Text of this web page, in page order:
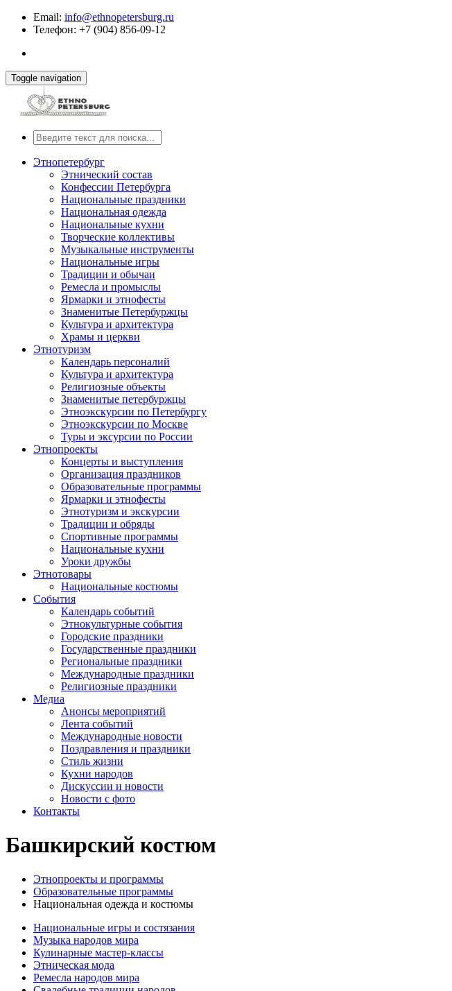
Email: info@ethnopetersburg.ru
Телефон: +7 (904) 856-09-12
Toggle navigation
Этнопетербург
Этнический состав
Конфессии Петербурга
Национальные праздники
Национальная одежда
Национальные кухни
Творческие коллективы
Музыкальные инструменты
Национальные игры
Традиции и обычаи
Ремесла и промыслы
Ярмарки и этнофесты
Знаменитые Петербуржцы
Культура и архитектура
Храмы и церкви
Этнотуризм
Календарь персоналий
Культура и архитектура
Религиозные объекты
Знаменитые петербуржцы
Этноэкскурсии по Петербургу
Этноэкскурсии по Москве
Туры и эксурсии по России
Этнопроекты
Концерты и выступления
Организация праздников
Образовательные программы
Ярмарки и этнофесты
Этнотуризм и экскурсии
Традиции и обряды
Спортивные программы
Национальные кухни
Уроки дружбы
Этнотовары
Национальные костюмы
События
Календарь событий
Этнокультурные события
Городские праздники
Государственные праздники
Региональные праздники
Международные праздники
Религиозные праздники
Медиа
Анонсы мероприятий
Лента событий
Международные новости
Поздравления и праздники
Cтиль жизни
Кухни народов
Дискуссии и новости
Новости с фото
Контакты
Башкирский костюм
Этнопроекты и программы
Образовательные программы
Национальная одежда и костюмы
Национальные игры и состязания
Музыка народов мира
Кулинарные мастер-классы
Этническая мода
Ремесла народов мира